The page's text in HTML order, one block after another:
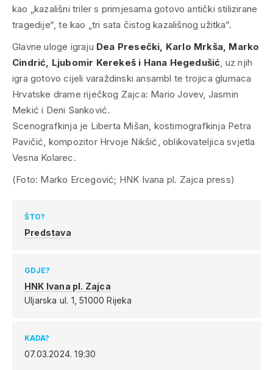
kao „kazališni triler s primjesama gotovo antički stilizirane
tragedije“, te kao „tri sata čistog kazališnog užitka“.
Glavne uloge igraju Dea Presečki, Karlo Mrkša, Marko
Cindrić, Ljubomir Kerekeš i Hana Hegedušić , uz njih
igra gotovo cijeli varaždinski ansambl te trojica glumaca
Hrvatske drame riječkog Zajca: Mario Jovev, Jasmin
Mekić i Deni Sanković.
Scenografkinja je Liberta Mišan, kostimografkinja Petra
Pavičić, kompozitor Hrvoje Nikšić, oblikovateljica svjetla
Vesna Kolarec.
(Foto: Marko Ercegović; HNK Ivana pl. Zajca press)
ŠTO?
Predstava
GDJE?
HNK Ivana pl. Zajca
Uljarska ul. 1,51000 Rijeka
KADA?
07.03.2024.19:30